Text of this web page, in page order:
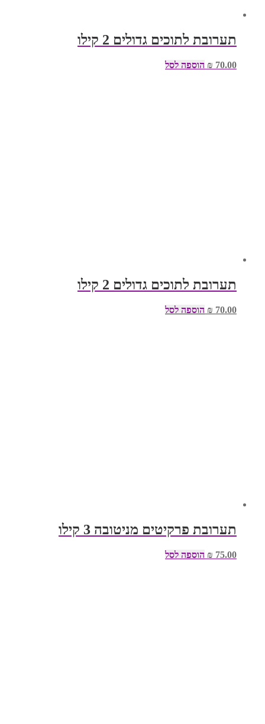
תערובת לתוכים גדולים 2 קילו
₪ 70.00 הוספה לסל
תערובת לתוכים גדולים 2 קילו
₪ 70.00 הוספה לסל
תערובת פרקיטים מניטובה 3 קילו
₪ 75.00 הוספה לסל